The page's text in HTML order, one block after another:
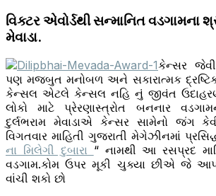
વિક્ટર એવોર્ડથી સન્માનિત વડગામના
મેવાડા.
કેન્સર
પણ મજબુત મનોબળ અને સકારાત્મક
કેન્સલ એટલે કેન્સલ નહિ નું જીવંત
લોકો માટે પ્રેરણાસ્ત્રોત બનનાર
દુર્લભરામ મેવાડાએ કેન્સર સામેનો જંગ
વિગતવાર માહિતી ગુજરાતી મેગેઝીનમાં
ના મિલેગી દુબારા “ નામથી આ રસપ્રદ
વડગામ.કોમ ઉપર મૂકી ચુક્યા છીએ જે
વાંચી શકો છો